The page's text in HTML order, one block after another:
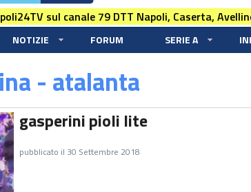
sul canale 79 DTT Napoli, Caserta,
NOTIZIE FORUM SERIE A
- atalanta
gasperini pioli lite
pubblicato il 30 Settembre 2018